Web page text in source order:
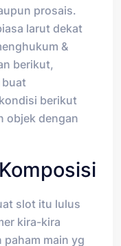
prosais.
larut dekat
&
berikut,
buat
berikut
objek dengan
slot itu lulus
kira-kira
main yg